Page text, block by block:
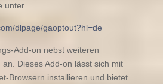
unter
dlpage/gaoptout?hl=de
Add-on nebst weiteren
Dieses Add-on lässt sich mit
Browsern installieren und bietet